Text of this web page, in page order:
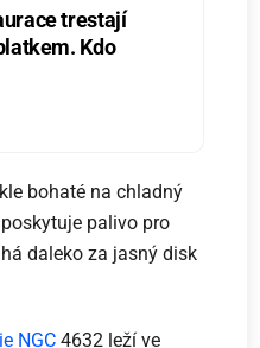
trestají
Kdo
bohaté na chladný
palivo pro
daleko za jasný disk
NGC 4632 leží ve